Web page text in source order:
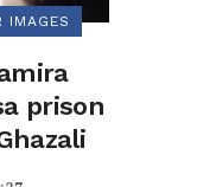
IMAGES
prison